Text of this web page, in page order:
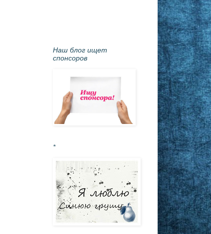
Наш блог ищет
спонсоров
*